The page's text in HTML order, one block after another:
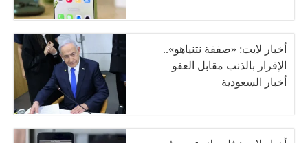
أخبار لايت: «صفقة نتنياهو»..
الإقرار بالذنب مقابل العفو –
أخبار السعودية